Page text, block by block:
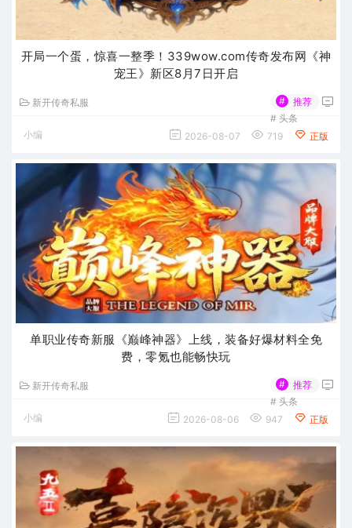
开局一个蛋，惊喜一整季！339wow.com传奇发布网《神
宠王》新区8月7日开启
新开传奇私服 #
推荐
# 头条
小编
2026-08-07 719 正版
单职业传奇新服《巅峰神器》上线，装备好爆材料全免
费，零氪也能畅快玩
新开传奇私服 #
推荐
# 头条
小编
2026-08-06 947 正版